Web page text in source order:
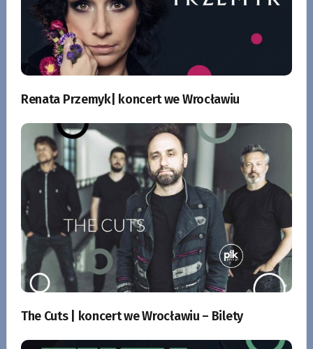
Renata Przemyk| koncert we Wrocławiu
The Cuts | koncert we Wrocławiu – Bilety